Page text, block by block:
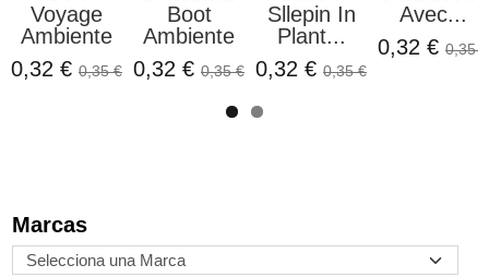
Marcas
Voyage
Ambiente
0,32 € 0,35 €
Boot
Ambiente
0,32 € 0,35 €
Sllepin In
Plant...
0,32 € 0,35 €
Avec...
0,32 € 0,35 €